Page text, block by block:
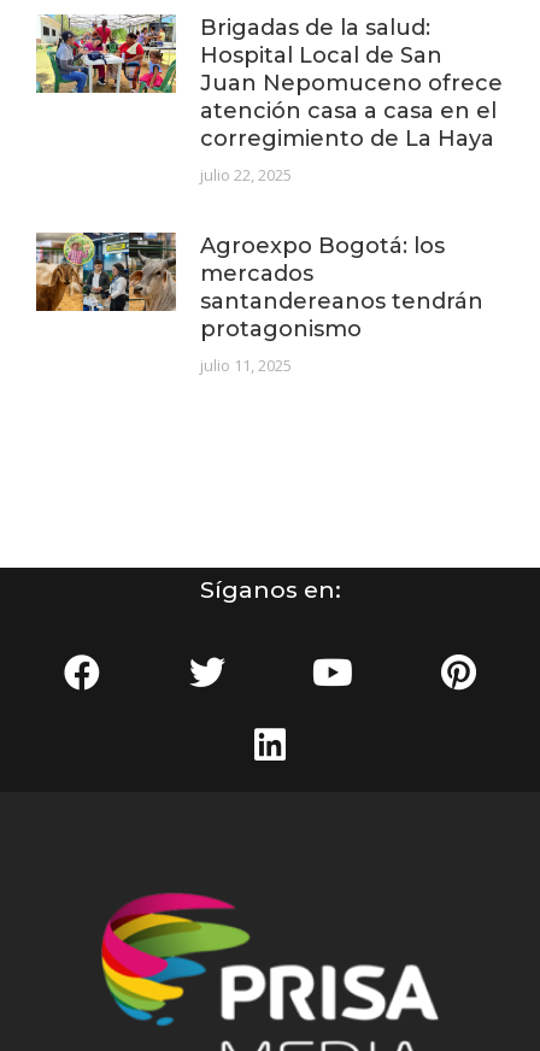
Brigadas de la salud:
Hospital Local de San
Juan Nepomuceno ofrece
atención casa a casa en el
corregimiento de La Haya
julio 22, 2025
Agroexpo Bogotá: los
mercados
santandereanos tendrán
protagonismo
julio 11, 2025
Síganos en: